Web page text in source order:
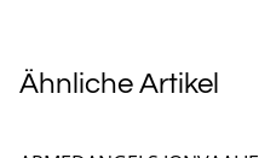
Ähnliche Artikel